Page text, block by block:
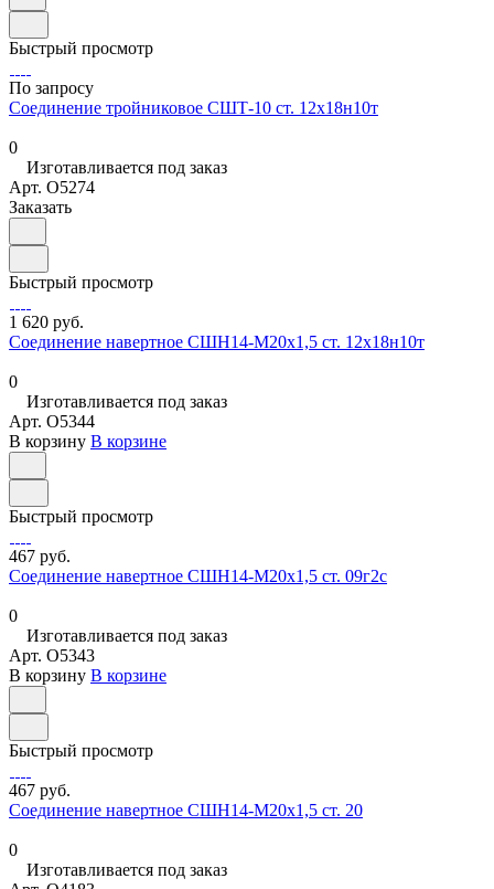
Быстрый просмотр
По запросу
Соединение тройниковое СШТ-10 ст. 12х18н10т
0
Изготавливается под заказ
Арт. O5274
Заказать
Быстрый просмотр
1 620 руб.
Соединение навертное СШН14-М20х1,5 ст. 12х18н10т
0
Изготавливается под заказ
Арт. O5344
В корзину В корзине
Быстрый просмотр
467 руб.
Соединение навертное СШН14-М20х1,5 ст. 09г2с
0
Изготавливается под заказ
Арт. O5343
В корзину В корзине
Быстрый просмотр
467 руб.
Соединение навертное СШН14-М20х1,5 ст. 20
0
Изготавливается под заказ